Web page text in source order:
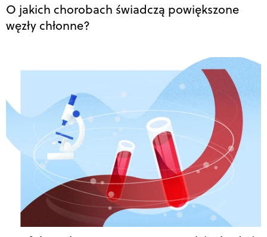
O jakich chorobach świadczą powiększone
węzły chłonne?